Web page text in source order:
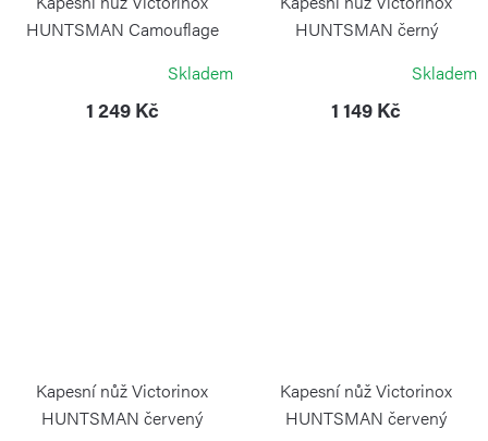
HUNTSMAN Camouflage
Skladem
1 249 Kč
HUNTSMAN černý
Skladem
1 149 Kč
Kapesní nůž Victorinox
HUNTSMAN červený
Kapesní nůž Victorinox
HUNTSMAN červený